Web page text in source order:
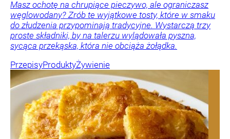
Masz ochotę na chrupiące pieczywo, ale ograniczasz
węglowodany? Zrób te wyjątkowe tosty, które w smaku
do złudzenia przypominają tradycyjne. Wystarczą trzy
proste składniki, by na talerzu wylądowała pyszna,
sycąca przekąska, która nie obciąża żołądka.
PrzepisyProduktyŻywienie